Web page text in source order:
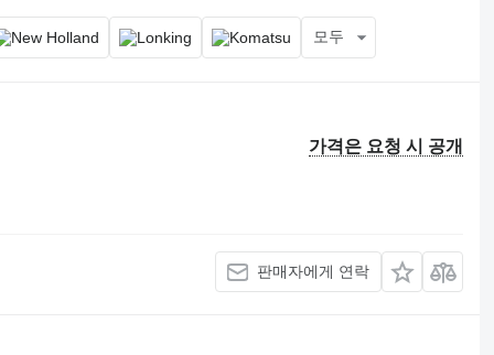
모두
가격은 요청 시 공개
판매자에게 연락